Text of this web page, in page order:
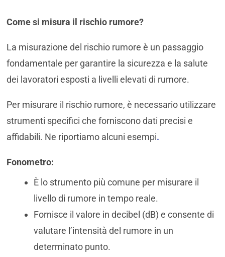
Come si misura il rischio rumore?
La misurazione del rischio rumore è un passaggio
fondamentale per garantire la sicurezza e la salute
dei lavoratori esposti a livelli elevati di rumore.
Per misurare il rischio rumore, è necessario utilizzare
strumenti specifici che forniscono dati precisi e
affidabili. Ne riportiamo alcuni esempi.
Fonometro:
È lo strumento più comune per misurare il
livello di rumore in tempo reale.
Fornisce il valore in decibel (dB) e consente di
valutare l’intensità del rumore in un
determinato punto.